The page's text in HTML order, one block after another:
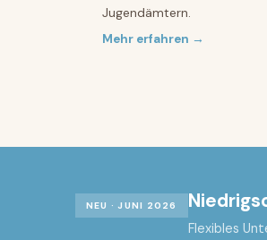
Jugendämtern.
Mehr erfahren →
NEU · JUNI 2026
Flexibles